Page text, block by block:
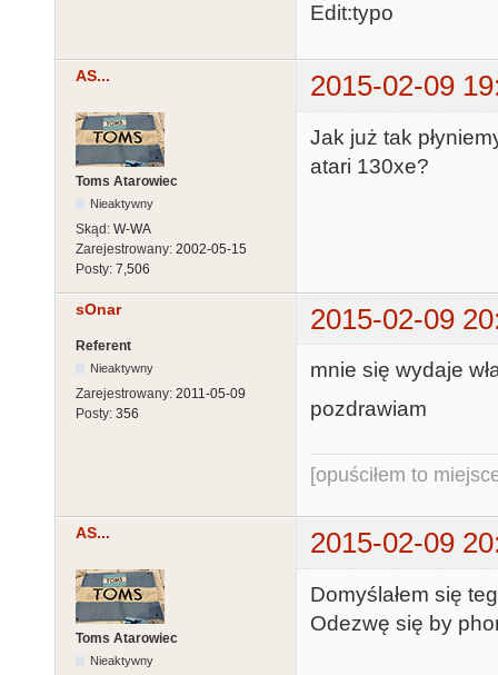
Edit:typo
AS... 2015-02-09
Toms Atarowiec
Nieaktywny
Skąd: W-WA
Zarejestrowany: 2002-05-15
Posty: 7,506
Jak już tak
atari 130xe?
sOnar 2015-02-09
Referent
Nieaktywny
Zarejestrowany: 2011-05-09
Posty: 356
mnie się wydaje
pozdrawiam
[opuściłem to
AS... 2015-02-09
Toms Atarowiec
Nieaktywny
Domyślałem się
Odezwę się by